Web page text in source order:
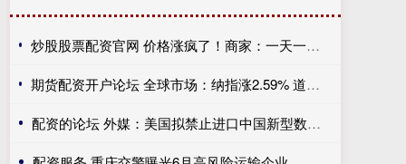
炒股股票配资官网 价格涨疯了！商家：一天一个价 让我们卖我们也不想卖 也不敢贸然囤货
期货配资开户论坛 全球市场：纳指涨2.59% 道指、标普均创历史新高 国际油价跌超6%
配资的论坛 外媒：美国拟禁止进口中国新型数据中心设备